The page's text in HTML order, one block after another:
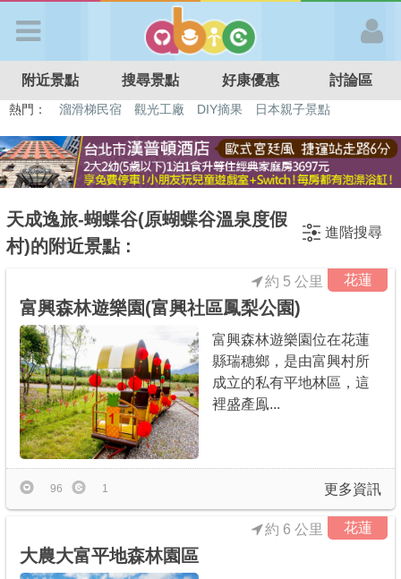
APP登入
首 頁
好康優惠
最新消息
最新留言
商家合作
推薦景點
討論區
附近景點 搜尋景點 好康優惠 討論區
熱門： 溜滑梯民宿 觀光工廠 DIY摘果
日本親子景點
天成逸旅-蝴蝶谷(原蝴蝶谷溫泉度假
村)的附近景點 :
進階搜尋
花蓮
約 5 公里
富興森林遊樂園(富興社區鳳梨公園)
富興森林遊樂園位在花蓮
縣瑞穗鄉，是由富興村所
成立的私有平地林區，這
裡盛產鳯...
更多資訊
96 1
花蓮
約 6 公里
大農大富平地森林園區